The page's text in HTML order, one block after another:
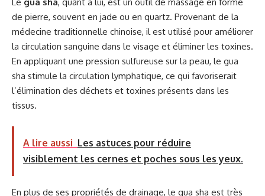
de pierre, souvent en jade ou en quartz. Provenant de la
médecine traditionnelle chinoise, il est utilisé pour améliorer
la circulation sanguine dans le visage et éliminer les toxines.
En appliquant une pression sulfureuse sur la peau, le gua
sha stimule la circulation lymphatique, ce qui favoriserait
l’élimination des déchets et toxines présents dans les
tissus.
A lire aussi Les astuces pour réduire
visiblement les cernes et poches sous les yeux.
En plus de ses propriétés de drainage, le gua sha est très